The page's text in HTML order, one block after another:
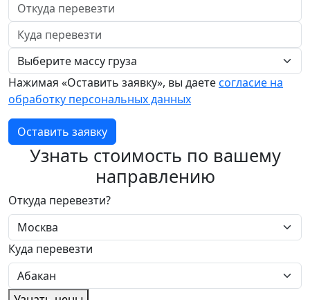
Нажимая «Оставить заявку», вы даетесогласие на
обработку персональных данных
Оставить заявку
Узнать стоимость по вашему
направлению
Откуда перевезти?
Куда перевезти